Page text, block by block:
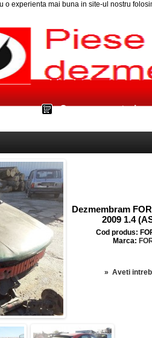
o experienta mai buna in site-ul nostru
Cos cumparaturi
Dezmembram
2009 1.4
Cod produs:
Marca:
» Aveti